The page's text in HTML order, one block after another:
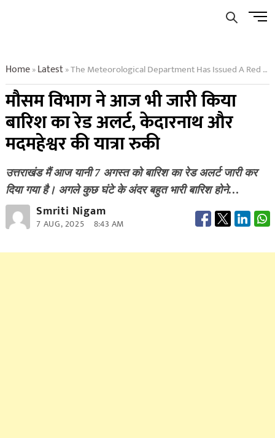
Menu
Home»Latest»The Meteorological Department Has Issued A Red Alert For Rain Today Also The Pilgrimage To Kedarnath And Madmaheshwar Has Been Stopped
मौसम विभाग ने आज भी जारी किया
बारिश का रेड अलर्ट, केदारनाथ और
मदमहेश्वर की यात्रा रुकी
उत्तराखंड मैं आज यानी 7 अगस्त को बारिश का रेड अलर्ट जारी कर
दिया गया है। अगले कुछ घंटे के अंदर बहुत भारी बारिश होने…
Smriti Nigam
7 AUG, 2025 8:43 AM